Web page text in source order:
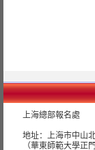
上海總部報名處
地址：上海市中山
（華東師範大學正